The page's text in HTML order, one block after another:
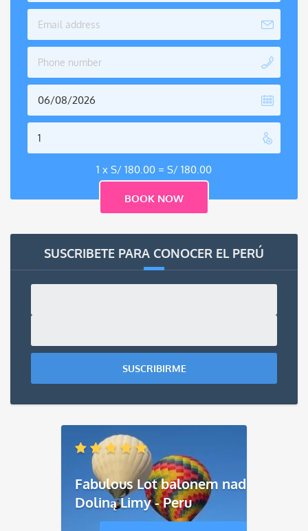
1 x S/ 180.00 = S/ 180.00
SUSCRIBETE PARA CONOCER EL PERÚ
SUSCRIBIRME
Fabulous Lot balonem nad
Doliną Limy - Peru